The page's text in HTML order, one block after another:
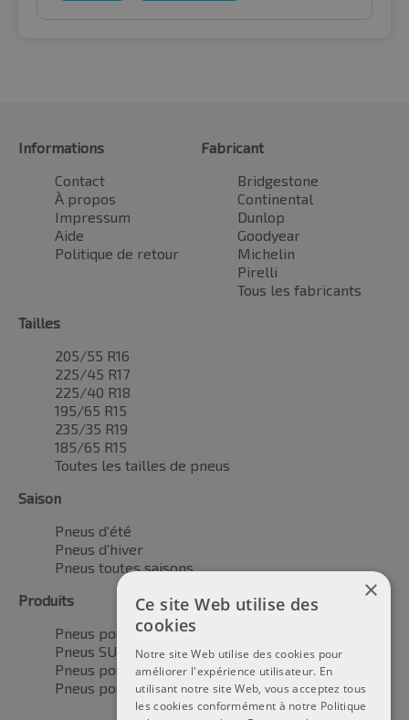
Informations
Contact
À propos
Impressum
Aide
Politique de retour
Fabricant
Bridgestone
Continental
Dunlop
Goodyear
Michelin
Pirelli
Tous les fabricants
Tailles
205/55 R16
225/45 R17
225/40 R18
195/65 R15
235/35 R19
185/65 R15
Toutes les tailles de pneus
Saison
Pneus d'été
Pneus d'hiver
Pneus toutes saisons
Produits
Pneus pour voitures
Pneus SUV / 4x4
Pneus pour camionnettes
Pneus pour motos
×
Ce site Web utilise des
cookies
Notre site Web utilise des cookies pour
améliorer l'expérience utilisateur. En
utilisant notre site Web, vous acceptez tous
les cookies conformément à notre Politique